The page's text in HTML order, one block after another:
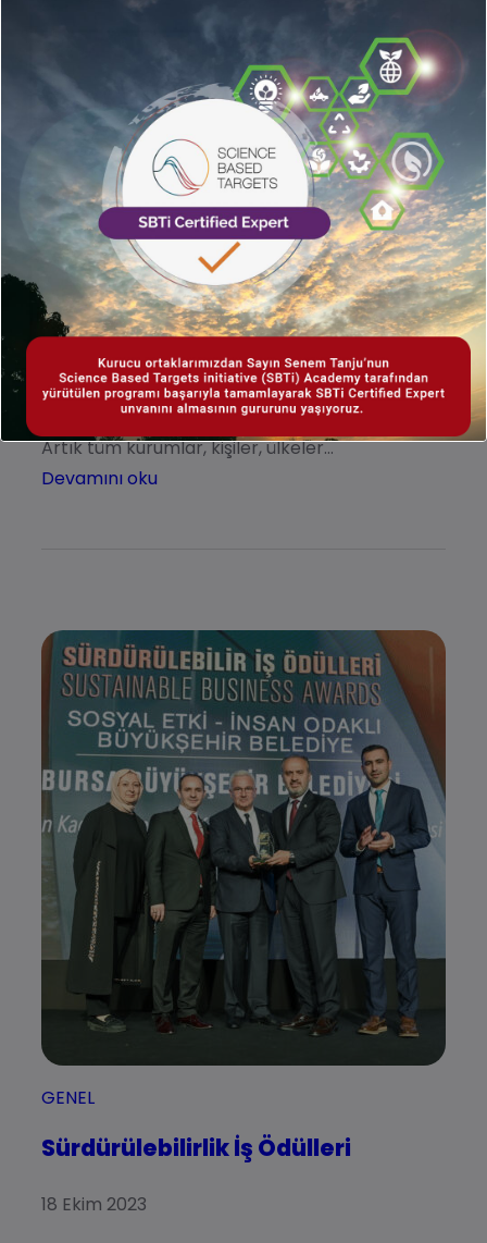
Eğer 2023 bir şeyi kanıtladıysa, o
da artan belirsizliğin yeni normal
olduğudur.
13 Aralık 2023
Eğer 2023 bir şeyi kanıtladıysa, o da artan
belirsizliğin yeni normal olduğudur (The 2023
State of Corporate ESG: at the crossroads of
data, regulations, and digital solutions) 2023 ün
son günlerine yaklaşırken raporun girişinde de
yazdığı gibi; “ Eğer 2023 bir şeyi kanıtladıysa, o
da artan belirsizliğin yeni normal olduğudur”.
Artık tüm kurumlar, kişiler, ülkeler…
Devamını oku
GENEL
Sürdürülebilirlik İş Ödülleri
18 Ekim 2023